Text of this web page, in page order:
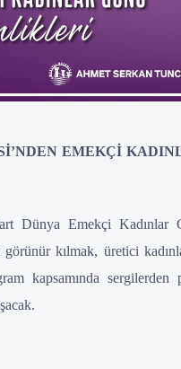
EMEKÇİ
Dünya Emekçi Kadınlar
görünür kılmak, üretici
kapsamında